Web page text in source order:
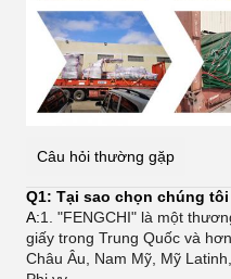
Câu hỏi thường gặp
Q1: Tại sao chọn chúng
A:1. "FENGCHI" là một
giấy trong Trung Quốc và
Châu Âu, Nam Mỹ, Mỹ